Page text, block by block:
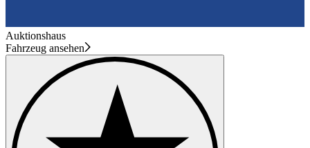
Auktionshaus
Fahrzeug ansehen